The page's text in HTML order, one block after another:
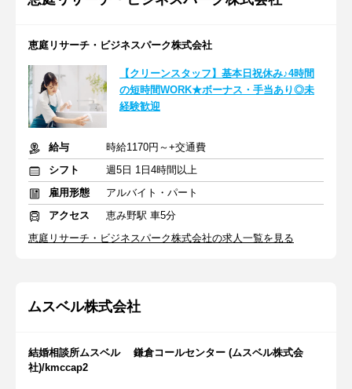
恵庭リサーチ・ビジネスパーク株式会社
【クリーンスタッフ】基本日祝休み♪4時間
の短時間WORK★ボーナス・手当あり◎未
経験歓迎
給与
時給1170円～+交通費
シフト
週5日 1日4時間以上
雇用形態
アルバイト・パート
アクセス
恵み野駅 車5分
恵庭リサーチ・ビジネスパーク株式会社の求人一覧を見る
ムスベル株式会社
結婚相談所ムスベル 鎌倉コールセンター (ムスベル株式会
社)/kmccap2